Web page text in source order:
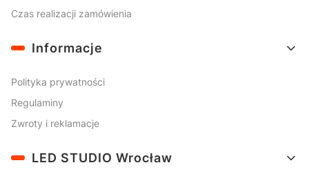
Czas realizacji zamówienia
Informacje
Polityka prywatności
Regulaminy
Zwroty i reklamacje
LED STUDIO Wrocław